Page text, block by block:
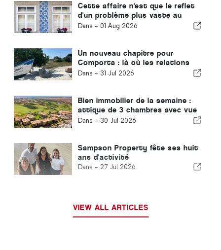
Cette affaire n'est que le reflet
d'un problème plus vaste au
Portugal
Dans - 01 Aug 2026
Un nouveau chapitre pour
Comporta : là où les relations
ouvrent la voie à des
Dans - 31 Jul 2026
Bien immobilier de la semaine :
attique de 3 chambres avec vue
sur le golf et la mer à Vilamoura
Dans - 30 Jul 2026
Sampson Property fête ses huit
ans d'activité
Dans - 27 Jul 2026
VIEW ALL ARTICLES